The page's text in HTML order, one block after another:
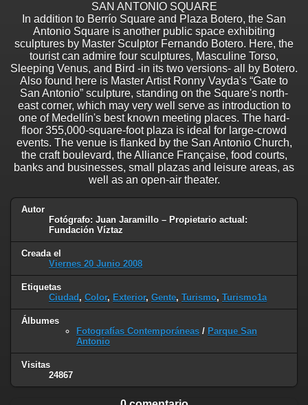
SAN ANTONIO SQUARE
In addition to Berrío Square and Plaza Botero, the San
Antonio Square is another public space exhibiting
sculptures by Master Sculptor Fernando Botero. Here, the
tourist can admire four sculptures, Masculine Torso,
Sleeping Venus, and Bird -in its two versions- all by Botero.
Also found here is Master Artist Ronny Vayda's “Gate to
San Antonio” sculpture, standing on the Square's north-
east corner, which may very well serve as introduction to
one of Medellín's best known meeting places. The hard-
floor 355,000-square-foot plaza is ideal for large-crowd
events. The venue is flanked by the San Antonio Church,
the craft boulevard, the Alliance Française, food courts,
banks and businesses, small plazas and leisure areas, as
well as an open-air theater.
Autor
Fotógrafo: Juan Jaramillo – Propietario actual:
Fundación Víztaz
Creada el
Viernes 20 Junio 2008
Etiquetas
Ciudad , Color, Exterior, Gente, Turismo, Turismo1a
Álbumes
Fotografías Contemporáneas / Parque San
Antonio
Visitas
24867